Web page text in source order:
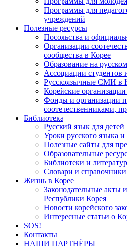
Программы для
учреждений
Полезные ресурсы
Посольства и
Организации
сообщества в Корее
Образование на
Ассоциации студентов
Русскоязычные СМИ в
Корейские
Фонды и организации
соотечественниками,
Библиотека
Русский язык для детей
Уроки русского языка и
Полезные сайты для
Образовательные
Библиотеки и
Словари и справочники
Жизнь в Корее
Законодательные акты
Республики Корея
Новости корейского
Интересные статьи о
SOS!
Контакты
НАШИ ПАРТНЁРЫ